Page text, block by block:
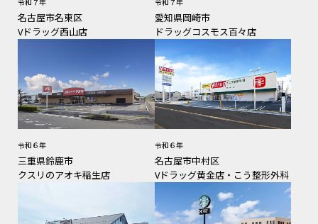
名古屋市名東区
Vドラッグ西山店
愛知県岡崎市
ドラッグコスモス百々店
令和６年
三重県鈴鹿市
クスリのアオキ稲生店
令和６年
名古屋市中村区
Vドラッグ黄金店・こう整形外科